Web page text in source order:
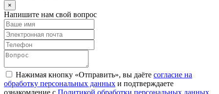
×
Напишите нам свой вопрос
Нажимая кнопку «Отправить», вы даёте согласие на
обработку персональных данных и подтверждаете
ознакомление с Политикой обработки персональных данных